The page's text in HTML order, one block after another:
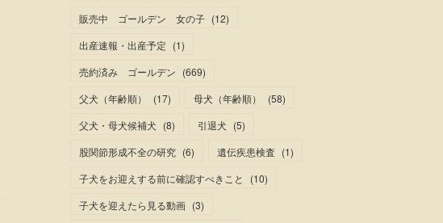
販売中 ゴールデン 女の子 (12)
出産速報・出産予定 (1)
売約済み ゴールデン (669)
父犬（年齢順）
(17) 母犬（年齢順） (58)
父犬・母犬候補犬 (8) 引退犬 (5)
股関節形成不全の研究 (6) 遺伝疾患検査 (1)
子犬をお迎えする前に確認すべきこと
(10)
子犬を迎えたら見る動画 (3)